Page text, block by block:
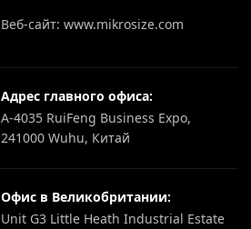
Веб-сайт: www.mikrosize.com
Адрес главного офиса:
A-4035 RuiFeng Business Expo,
241000 Wuhu, Китай
Офис в Великобритании:
Unit G3 Little Heath Industrial Estate